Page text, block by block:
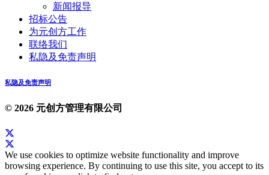
新闻报导
招标公告
为元创方工作
联络我们
私隐及免责声明
私隐及免责声明
© 2026 元创方管理有限公司
We use cookies to optimize website functionality and improve
browsing experience. By continuing to use this site, you accept to its